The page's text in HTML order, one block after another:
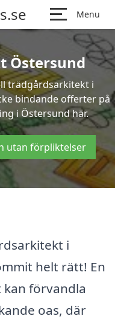
Menu
Östersund
trädgårdsarkitekt i
bindande offerter på
i Östersund här.
utan förpliktelser
i
helt rätt! En
förvandla
oas, där